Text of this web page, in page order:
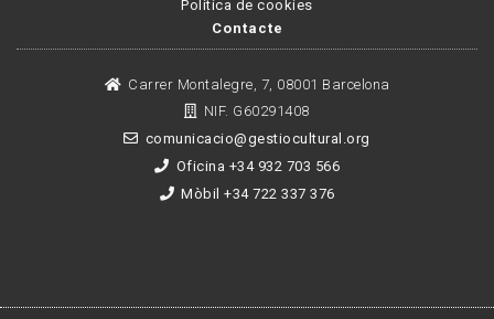
Política de cookies
Contacte
Carrer Montalegre, 7, 08001 Barcelona
NIF. G60291408
comunicacio@gestiocultural.org
Oficina +34 932 703 566
Mòbil +34 722 337 376